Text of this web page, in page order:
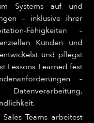
Systems auf und
– inklusive ihrer
Fähigkeiten –
Kunden und
und pflegst
Lessons Learned fest
–
Teams arbeitest